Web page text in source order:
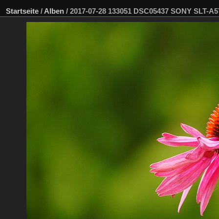
Startseite / Alben / 2017-07-28 133051 DSC05437 SONY SLT-